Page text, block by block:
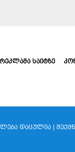
ᲠᲔᲙᲚᲐᲛᲐ ᲡᲐᲘᲢᲖᲔ
ᲓᲐᲪᲣᲚᲘᲐ |